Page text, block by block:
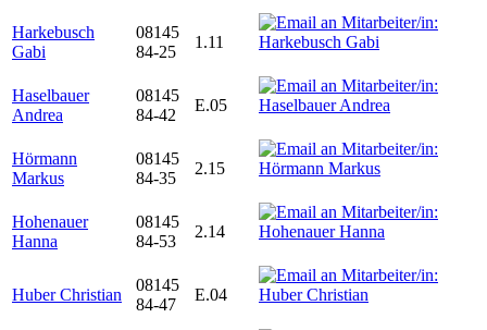
Harkebusch
Gabi
08145
84-25
1.11
Haselbauer
Andrea
08145
84-42
E.05
Hörmann
Markus
08145
84-35
2.15
Hohenauer
Hanna
08145
84-53
2.14
Huber Christian
08145
84-47
E.04